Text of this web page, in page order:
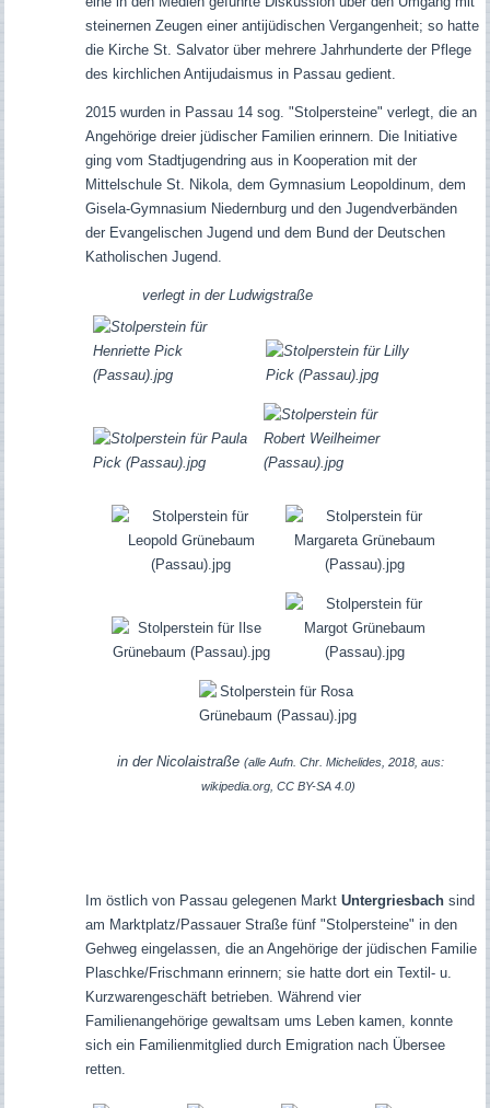
steinernen Zeugen einer antijüdischen Vergangenheit; so hatte
die Kirche St. Salvator über mehrere Jahrhunderte der Pflege
des kirchlichen Antijudaismus in Passau gedient.
2015 wurden in Passau 14 sog. "Stolpersteine" verlegt, die an
Angehörige dreier jüdischer Familien erinnern. Die Initiative
ging vom Stadtjugendring aus in Kooperation mit der
Mittelschule St. Nikola, dem Gymnasium Leopoldinum, dem
Gisela-Gymnasium Niedernburg und den Jugendverbänden
der Evangelischen Jugend und dem Bund der Deutschen
Katholischen Jugend.
verlegt in der Ludwigstraße
in der Nicolaistraße (alle Aufn. Chr. Michelides, 2018, aus:
wikipedia.org, CC BY-SA 4.0)
Im östlich von Passau gelegenen Markt Untergriesbachsind
am Marktplatz/Passauer Straße fünf "Stolpersteine" in den
Gehweg eingelassen, die an Angehörige der jüdischen Familie
Plaschke/Frischmann erinnern; sie hatte dort ein Textil- u.
Kurzwarengeschäft betrieben. Während vier
Familienangehörige gewaltsam ums Leben kamen, konnte
sich ein Familienmitglied durch Emigration nach Übersee
retten.